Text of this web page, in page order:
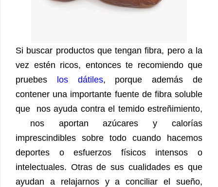
Si buscar productos que tengan fibra, pero a la
vez estén ricos, entonces te recomiendo que
pruebes
los dátiles, porque además de
contener una importante fuente de fibra soluble
que nos ayuda contra el temido estreñimiento,
nos aportan azúcares y calorías
imprescindibles sobre todo cuando hacemos
deportes o esfuerzos físicos intensos o
intelectuales. Otras de sus cualidades es que
ayudan a relajarnos y a conciliar el sueño,